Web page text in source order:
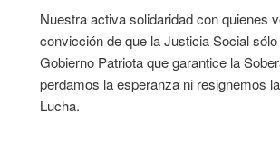
Nuestra activa solidaridad con quienes
convicción de que la Justicia Social
Gobierno Patriota que garantice la
perdamos la esperanza ni resignemos
Lucha.